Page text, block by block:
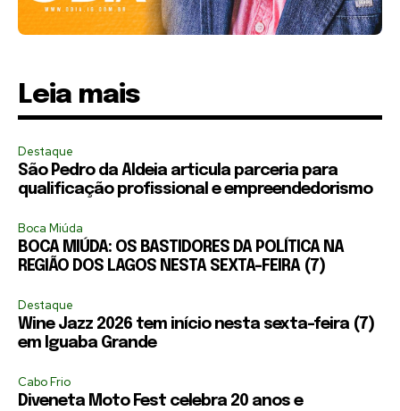
Leia mais
Destaque
São Pedro da Aldeia articula parceria para
qualificação profissional e empreendedorismo
Boca Miúda
BOCA MIÚDA: OS BASTIDORES DA POLÍTICA NA
REGIÃO DOS LAGOS NESTA SEXTA-FEIRA (7)
Destaque
Wine Jazz 2026 tem início nesta sexta-feira (7)
em Iguaba Grande
Cabo Frio
Diveneta Moto Fest celebra 20 anos e